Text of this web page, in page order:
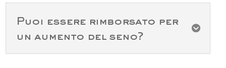

Puoi essere rimborsato per
un aumento del seno?